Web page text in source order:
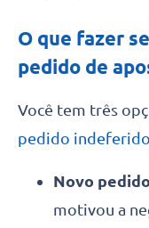
O que fazer
pedido de
Você tem três
pedido indeferido
Novo
motivou a